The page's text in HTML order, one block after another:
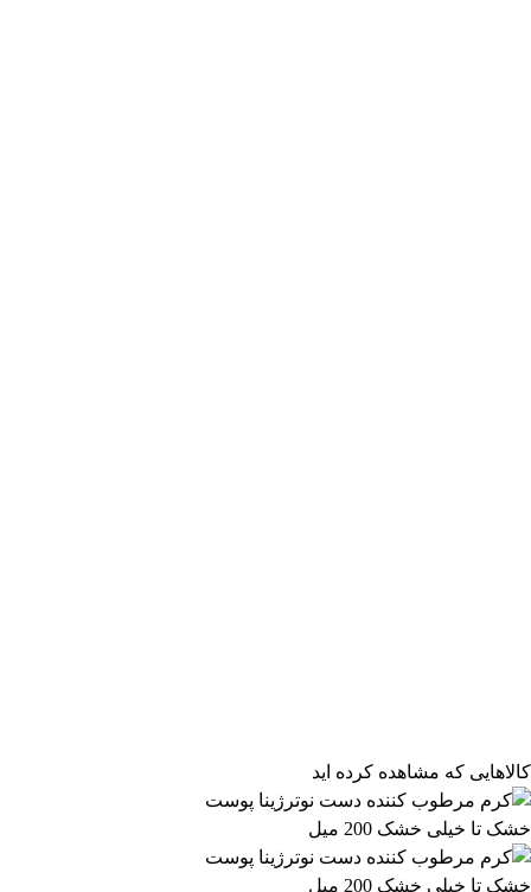
تومان
2,163,499 تومان
2,163,500 تومان
اعمال فیلتر قیمت
وضعیت کالا
مرتب‌سازی محصولات
مرتب‌سازی:
پیش‌فرض محبوب‌ترین بالاترین امتیاز
گران‌ترین موجودها اول
کالاهایی که مشاهده کرده اید